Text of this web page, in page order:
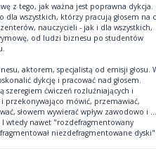
z tego, jak ważna jest poprawna dykcja.
dla wszystkich, którzy pracują głosem na
nauczycieli - jak i dla wszystkich,
od ludzi biznesu po studentów
aktorem, specjalistą od emisji głosu.
dykcję i pracować nad głosem.
szeregiem ćwiczeń rozluźniających i
przekonywająco mówić, przemawiać,
słowem wywierać wpływ zawodowo i ...
wtedy nawet "rozdefragmentowany
niezdefragmentowane